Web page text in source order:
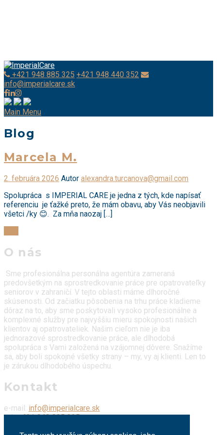
+421 948 885 325 +421 948 440 352
info@imperialcare.sk
Main Menu
Blog
Marcela M.
Pridané
2. februára 2026 Autor alexandra.turcanova@gmail.com
Spolupráca s IMPERIAL CARE je jedna z tých, kde napísať
referenciu je ťažké preto, že mám obavu, aby Vás neobjavili
všetci /ky 😊. Za mňa naozaj […]
O nás
Sme profesionálna personálna agentúra zameraná
predovšetkým na sprostredkovanie práce pre opatrovateľky
seniorov v zahraničí. V tejto oblasti máme dlhoročné
skúsenosti. Od začiatku pôsobenia na trhu práce kladieme
dôraz na to, aby sme poskytovali vysoko profesionálne a
komplexné služby pre najvyššiu mieru spokojnosti našich
klientov aj opatrovateliek. Našim cieľom nie je iba
jednorazové sprostredkovanie práce, ale dlhodobá
spolupráca s Vami založená na vzájomnej dôvere. Snažíme
sa, aby boli spokojné všetky strany – my, vy aj klienti. Len to
je zárukou dlhodobého úspechu.
Kontakt
e-mail: info@imperialcare.sk
tel.:+421 948 885 325